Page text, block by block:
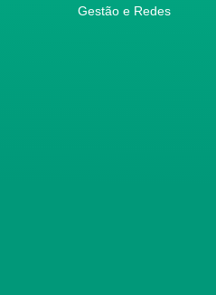
Gestão e Redes